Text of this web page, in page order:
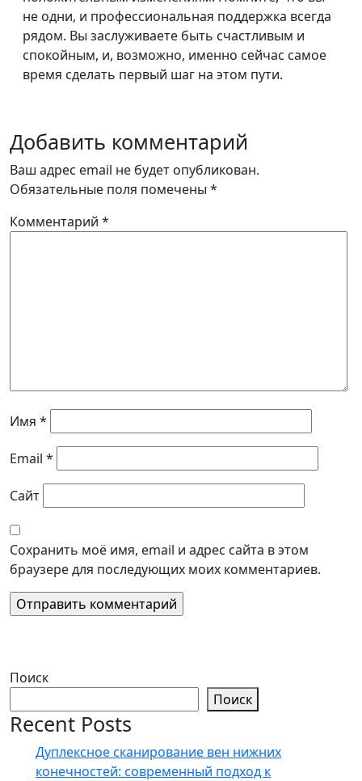
не одни, и профессиональная поддержка всегда
рядом. Вы заслуживаете быть счастливым и
спокойным, и, возможно, именно сейчас самое
время сделать первый шаг на этом пути.
Добавить комментарий
Ваш адрес email не будет опубликован.
Обязательные поля помечены *
Комментарий *
Имя *
Email *
Сайт
Сохранить моё имя, email и адрес сайта в этом
браузере для последующих моих комментариев.
Поиск
Поиск
Recent Posts
Дуплексное сканирование вен нижних
конечностей: современный подход к